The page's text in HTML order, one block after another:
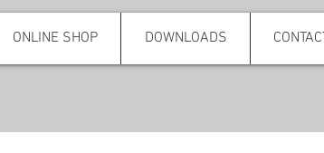
ONLINE SHOP DOWNLOADS